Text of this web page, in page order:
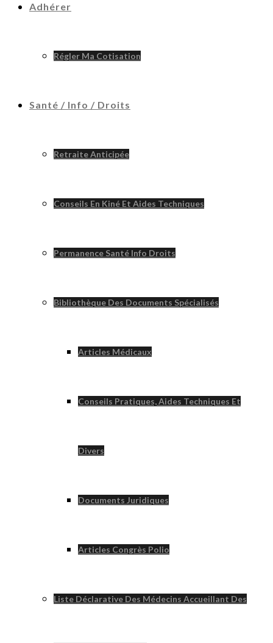
Adhérer
Régler Ma Cotisation
Santé / Info / Droits
Retraite Anticipée
Conseils En Kiné Et Aides Techniques
Permanence Santé Info Droits
Bibliothèque Des Documents Spécialisés
Articles Médicaux
Conseils Pratiques, Aides Techniques Et
Divers
Documents Juridiques
Articles Congrès Polio
Liste Déclarative Des Médecins Accueillant Des